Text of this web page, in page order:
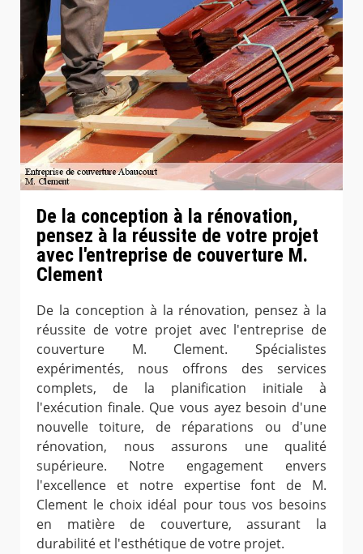
De la conception à la rénovation,
pensez à la réussite de votre projet
avec l'entreprise de couverture M.
Clement
De la conception à la rénovation, pensez à la
réussite de votre projet avec l'entreprise de
couverture M. Clement. Spécialistes
expérimentés, nous offrons des services
complets, de la planification initiale à
l'exécution finale. Que vous ayez besoin d'une
nouvelle toiture, de réparations ou d'une
rénovation, nous assurons une qualité
supérieure. Notre engagement envers
l'excellence et notre expertise font de M.
Clement le choix idéal pour tous vos besoins
en matière de couverture, assurant la
durabilité et l'esthétique de votre projet.